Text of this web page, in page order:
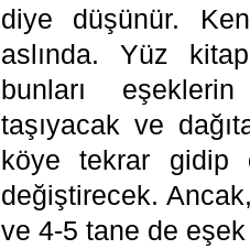
diye düşünür.
aslında. Yüz
bunları
taşıyacak ve
köye tekrar gidip
değiştirecek.
ve 4-5 tane de